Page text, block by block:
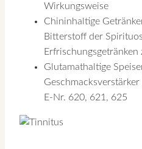
Wirkungsweise
Chininhaltige
Bitterstoff der
Erfrischungsgetränken
Glutamathaltige
E-Nr. 620, 621, 625